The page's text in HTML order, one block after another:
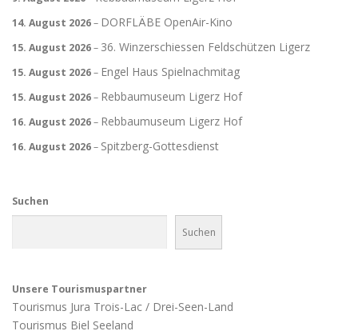
14. August 2026– DORFLÄBE OpenAir-Kino
15. August 2026– 36. Winzerschiessen Feldschützen Ligerz
15. August 2026– Engel Haus Spielnachmitag
15. August 2026– Rebbaumuseum Ligerz Hof
16. August 2026– Rebbaumuseum Ligerz Hof
16. August 2026– Spitzberg-Gottesdienst
Suchen
Suchen
Unsere Tourismuspartner
Tourismus Jura Trois-Lac / Drei-Seen-Land
Tourismus Biel Seeland